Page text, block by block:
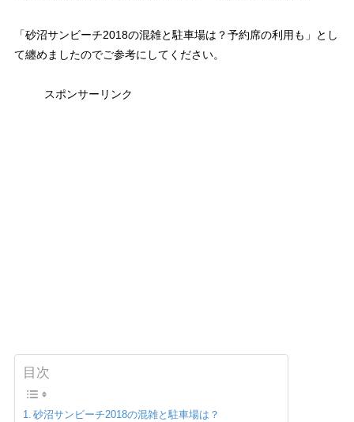
「砂沼サンビーチ2018の混雑と駐車場は？予約席の利用も」とし
て纏めましたのでご参考にしてください。
スポンサーリンク
目次
砂沼サンビーチ2018の混雑と駐車場は？